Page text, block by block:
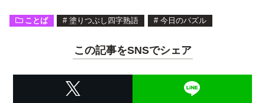
ことば # 塗りつぶし四字熟語 # 今日のパズル
この記事をSNSでシェア